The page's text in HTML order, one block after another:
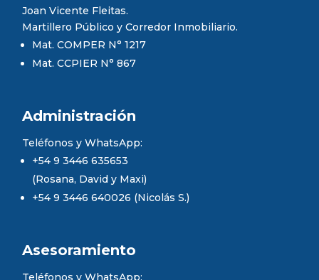
Joan Vicente Fleitas.
Martillero Público y Corredor Inmobiliario.
Mat. COMPER N° 1217
Mat. CCPIER N° 867
Administración
Teléfonos y WhatsApp:
+54 9 3446 635653
(Rosana, David y Maxi)
+54 9 3446 640026 (Nicolás S.)
Asesoramiento
Teléfonos y WhatsApp: